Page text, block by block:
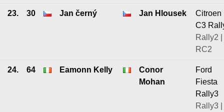
23. 30 Jan černý Jan Hlousek
Citroen
C3
Rally2 |
RC2
24. 64 Eamonn Kelly
Conor
Mohan
Ford
Fiesta
Rally3
Rally3 |